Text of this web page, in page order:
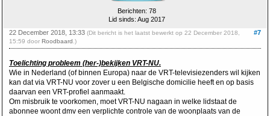
Berichten: 78
Lid sinds: Aug 2017
#7
22 December 2018, 13:33 (Dit bericht is het laatst bewerkt op 22 December 2018,
15:59 door Roodbaard .)
Toelichting probleem (her-)bekijken VRT-NU.
Wie in Nederland (of binnen Europa) naar de VRT-televisiezenders wil kijken
kan dat via VRT-NU voor zover u een Belgische domicilie heeft en op basis
daarvan een VRT-profiel aanmaakt.
Om misbruik te voorkomen, moet VRT-NU nagaan in welke lidstaat de
abonnee woont dmv een verplichte controle van de woonplaats van de